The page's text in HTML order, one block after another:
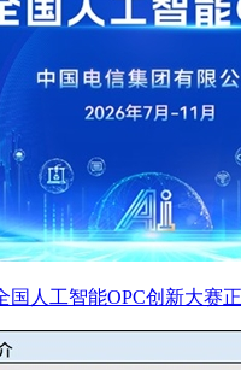
国人工智能OPC创新大赛